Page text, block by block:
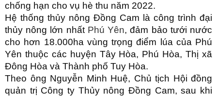
chống hạn cho vụ hè thu năm 2022.
Hệ thống thủy nông Đồng Cam là công trình đại
thủy nông lớn nhất Phú Yên, đảm bảo tưới nước
cho hơn 18.000ha vùng trọng điểm lúa của Phú
Yên thuộc các huyện Tây Hòa, Phú Hòa, Thị xã
Đông Hòa và Thành phố Tuy Hòa.
Theo ông Nguyễn Minh Huệ, Chủ tịch Hội đồng
quản trị Công ty Thủy nông Đồng Cam, sau khi